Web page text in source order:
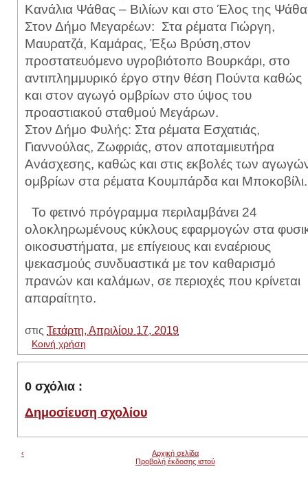
Κανάλια Ψάθας – Βιλίων και στο Έλος της
Στον Δήμο Μεγαρέων: Στα ρέματα Γιώργη,
Μαυρατζά, Καμάρας, Έξω Βρύση,στον
προστατευόμενο υγροβιότοπο Βουρκάρι, στο
αντιπλημμυρικό έργο στην θέση Πούντα καθώς
και στον αγωγό ομβρίων στο ύψος του
προαστιακού σταθμού Μεγάρων.
Στον Δήμο Φυλής: Στα ρέματα Εσχατιάς,
Γιαννούλας, Ζωφριάς, στον αποταμιευτήρα
Ανάσχεσης, καθώς και στις εκβολές των
ομβρίων στα ρέματα Κουμπάρδα και Μποκοβίλι.
Το φετινό πρόγραμμα περιλαμβάνει 24
ολοκληρωμένους κύκλους εφαρμογών στα
οικοσυστήματα, με επίγειους και εναέριους
ψεκασμούς συνδυαστικά με τον καθαρισμό
πρανών και καλάμων, σε περιοχές που κρίνεται
απαραίτητο.
στις Τετάρτη, Απριλίου 17, 2019
Κοινή χρήση
0 σχόλια :
Δημοσίευση σχολίου
‹
Αρχική σελίδα
Προβολή έκδοσης ιστού